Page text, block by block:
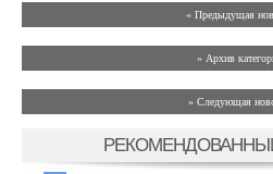
« Предыдущая
» Архив
» Следующая